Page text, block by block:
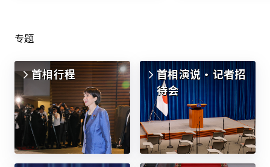
专题
首相行程
首相演说・记者招
待会